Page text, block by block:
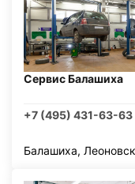
Сервис Балашиха
+7 (495) 431-63-63
Балашиха,